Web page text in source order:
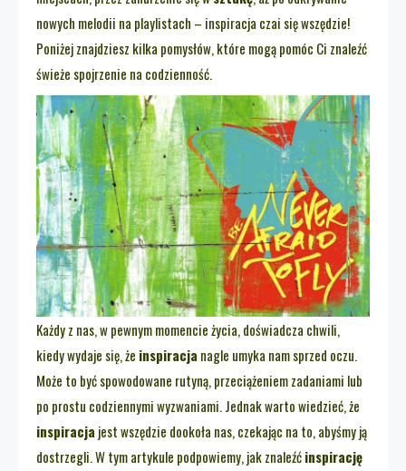
nowych melodii na playlistach – inspiracja czai się wszędzie!
Poniżej znajdziesz kilka pomysłów, które mogą pomóc Ci znaleźć
świeże spojrzenie na codzienność.
Każdy z nas, w pewnym momencie życia, doświadcza chwili,
kiedy wydaje się, że inspiracja nagle umyka nam sprzed oczu.
Może to być spowodowane rutyną, przeciążeniem zadaniami lub
po prostu codziennymi wyzwaniami. Jednak warto wiedzieć, że
inspiracja jest wszędzie dookoła nas, czekając na to, abyśmy ją
dostrzegli. W tym artykule podpowiemy, jak znaleźćinspirację